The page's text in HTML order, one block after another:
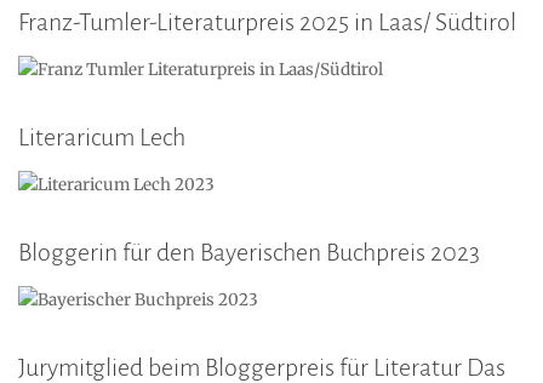
Franz-Tumler-Literaturpreis 2025 in Laas/ Südtirol
Literaricum Lech
Bloggerin für den Bayerischen Buchpreis 2023
Jurymitglied beim Bloggerpreis für Literatur Das